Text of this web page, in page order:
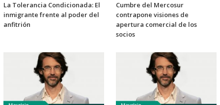
La Tolerancia Condicionada: El
inmigrante frente al poder del
anfitrión
Cumbre del Mercosur
contrapone visiones de
apertura comercial de los
socios